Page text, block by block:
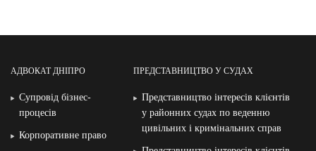
АДВОКАТ ДНІПРО
Супровід бізнес-
процесів
Корпоративне право
ПРЕДСТАВНИЦТВО У СУДАХ
Представництво інтересів клієнтів
у районних судах по веденню
цивільних і кримінальних справ